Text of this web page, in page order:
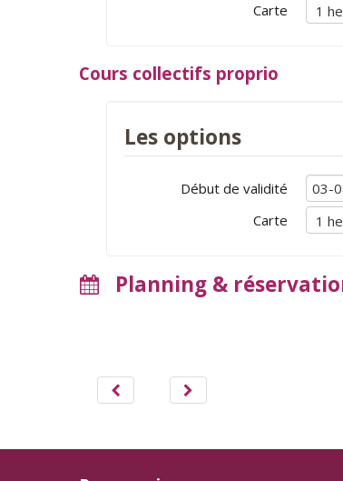
Carte
Cours collectifs proprio
Les options
Début de validité
Carte
Planning &